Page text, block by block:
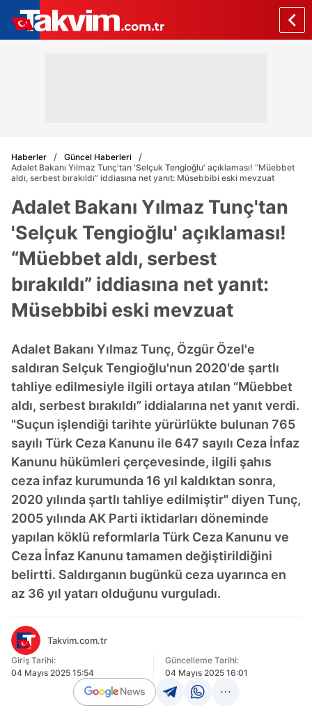
Haberler
Güncel Haberleri
Adalet Bakanı Yılmaz Tunç'tan 'Selçuk Tengioğlu' açıklaması! “Müebbet
aldı, serbest bırakıldı” iddiasına net yanıt: Müsebbibi eski mevzuat
Adalet Bakanı Yılmaz Tunç'tan
'Selçuk Tengioğlu' açıklaması!
“Müebbet aldı, serbest
bırakıldı” iddiasına net yanıt:
Müsebbibi eski mevzuat
Adalet Bakanı Yılmaz Tunç, Özgür Özel'e
saldıran Selçuk Tengioğlu'nun 2020'de şartlı
tahliye edilmesiyle ilgili ortaya atılan “Müebbet
aldı, serbest bırakıldı” iddialarına net yanıt verdi.
"Suçun işlendiği tarihte yürürlükte bulunan 765
sayılı Türk Ceza Kanunu ile 647 sayılı Ceza İnfaz
Kanunu hükümleri çerçevesinde, ilgili şahıs
ceza infaz kurumunda 16 yıl kaldıktan sonra,
2020 yılında şartlı tahliye edilmiştir" diyen Tunç,
2005 yılında AK Parti iktidarları döneminde
yapılan köklü reformlarla Türk Ceza Kanunu ve
Ceza İnfaz Kanunu tamamen değiştirildiğini
belirtti. Saldırganın bugünkü ceza uyarınca en
az 36 yıl yatarı olduğunu vurguladı.
Takvim.com.tr
Giriş Tarihi:
04 Mayıs 2025 15:54
Güncelleme Tarihi:
04 Mayıs 2025 16:01